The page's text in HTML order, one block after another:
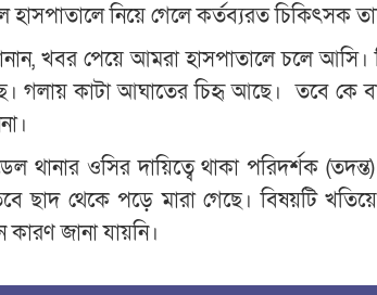
হাসপাতালে নিয়ে গেলে কর্তব্যরত চিকিৎসক
খবর পেয়ে আমরা হাসপাতালে চলে আসি।
গলায় কাটা আঘাতের চিহৃ আছে। তবে কে
থানার ওসির দায়িত্বে থাকা পরিদর্শক
ছাদ থেকে পড়ে মারা গেছে। বিষয়টি
জানা যায়নি।